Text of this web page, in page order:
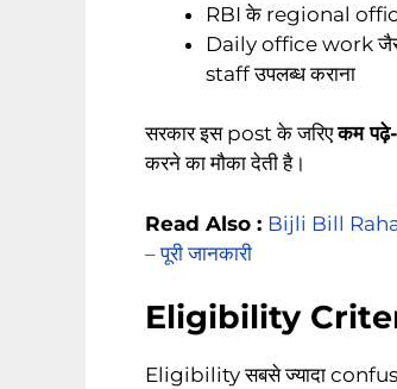
RBI के regional
Daily office work
staff उपलब्ध कराना
सरकार इस post के जरिएकम
करने का मौका देती है।
Read Also : Bijli Bill Rahat
– पूरी जानकारी
Eligibility
Eligibility सबसे ज्यादा